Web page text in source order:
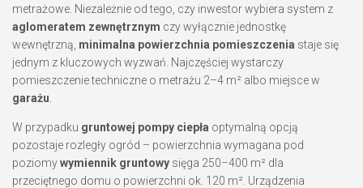
metrażowe. Niezależnie od tego, czy inwestor wybiera system z
aglomeratem zewnętrznym czy wyłącznie jednostkę
wewnętrzną, minimalna powierzchnia pomieszczenia staje się
jednym z kluczowych wyzwań. Najczęściej wystarczy
pomieszczenie techniczne o metrażu 2–4 m² albo miejsce w
garażu
W przypadku gruntowej pompy ciepła optymalną opcją
pozostaje rozległy ogród – powierzchnia wymagana pod
poziomywymiennik gruntowy sięga 250–400 m² dla
przeciętnego domu o powierzchni ok. 120 m². Urządzenia